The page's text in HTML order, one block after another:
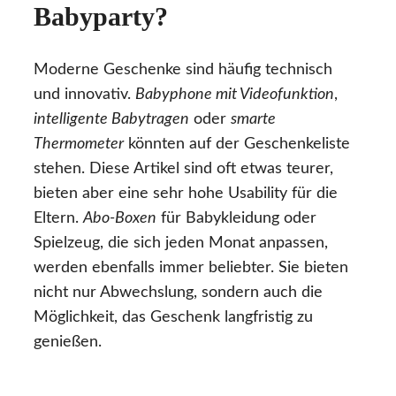
Babyparty?
Moderne Geschenke sind häufig technisch
und innovativ. Babyphone mit Videofunktion,
intelligente Babytragen oder smarte
Thermometerkönnten auf der Geschenkeliste
stehen. Diese Artikel sind oft etwas teurer,
bieten aber eine sehr hohe Usability für die
Eltern.Abo-Boxen für Babykleidung oder
Spielzeug, die sich jeden Monat anpassen,
werden ebenfalls immer beliebter. Sie bieten
nicht nur Abwechslung, sondern auch die
Möglichkeit, das Geschenk langfristig zu
genießen.